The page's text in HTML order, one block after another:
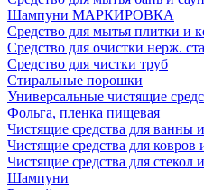
Шампуни МАРКИРОВКА
Средство для мытья плитки и
Средство для очистки нерж.
Средство для чистки труб
Стиральные порошки
Универсальные чистящие
Фольга, пленка пищевая
Чистящие средства для ванны и
Чистящие средства для ковров
Чистящие средства для стекол
Шампуни